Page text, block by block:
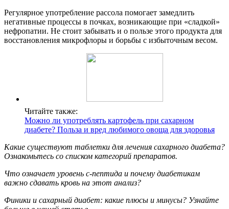
Регулярное употребление рассола помогает замедлить
негативные процессы в почках, возникающие при «сладкой»
нефропатии. Не стоит забывать и о пользе этого продукта для
восстановления микрофлоры и борьбы с избыточным весом.
Читайте также:
Можно ли употреблять картофель при сахарном
диабете? Польза и вред любимого овоща для здоровья
Какие существуют таблетки для лечения сахарного диабета?
Ознакомьтесь со списком категорий препаратов.
Что означает уровень с-пептида и почему диабетикам
важно сдавать кровь на этот анализ?
Финики и сахарный диабет: какие плюсы и минусы? Узнайте